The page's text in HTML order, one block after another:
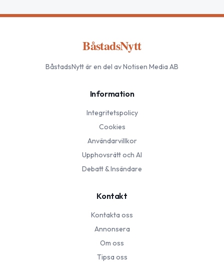
BåstadsNytt
BåstadsNyttär en del av Notisen Media AB
Information
Integritetspolicy
Cookies
Användarvillkor
Upphovsrätt och AI
Debatt & Insändare
Kontakt
Kontakta oss
Annonsera
Om oss
Tipsa oss